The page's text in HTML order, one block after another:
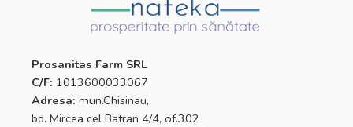
Prosanitas Farm SRL
C/F: 1013600033067
Adresa: mun.Chisinau,
bd. Mircea cel Batran 4/4, of.302